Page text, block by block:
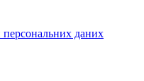
персональних даних